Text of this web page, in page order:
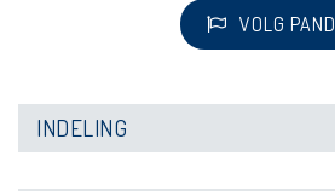
VOLG PAND
INDELING